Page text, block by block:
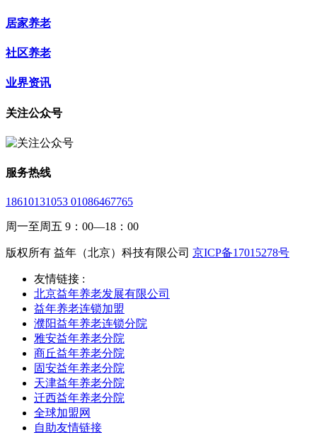
居家养老
社区养老
业界资讯
关注公众号
服务热线
18610131053 01086467765
周一至周五 9：00—18：00
版权所有 益年（北京）科技有限公司 京ICP备17015278号
友情链接 :
北京益年养老发展有限公司
益年养老连锁加盟
濮阳益年养老连锁分院
雅安益年养老分院
商丘益年养老分院
固安益年养老分院
天津益年养老分院
迁西益年养老分院
全球加盟网
自助友情链接